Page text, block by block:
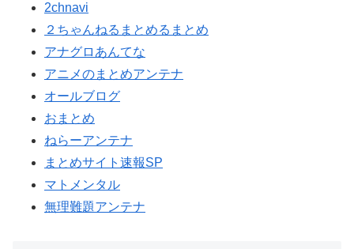
2chnavi
２ちゃんねるまとめるまとめ
アナグロあんてな
アニメのまとめアンテナ
オールブログ
おまとめ
ねらーアンテナ
まとめサイト速報SP
マトメンタル
無理難題アンテナ